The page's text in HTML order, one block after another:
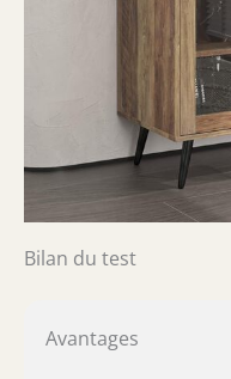
Bilan du test
Avantages